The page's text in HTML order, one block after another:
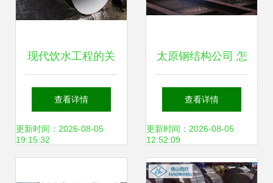
现代饮水工程的关
键 螺旋钢管防腐加
工与钢压延加工技
查看详情
更新时间：2026-08-05
19:15:32
太原钢结构公司 怎
样纠正钢结构加工
变形
查看详情
更新时间：2026-08-05
12:52:09